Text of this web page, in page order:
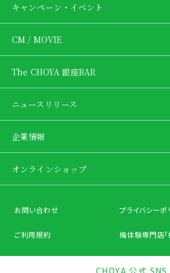
キャンペーン・イベント
CM / MOVIE
The CHOYA 銀座BAR
ニュースリリース
企業情報
オンラインショップ
お問い合わせ プライバシーポ
ご利用規約 梅体験専門店「
CHOYA 公式 SNS